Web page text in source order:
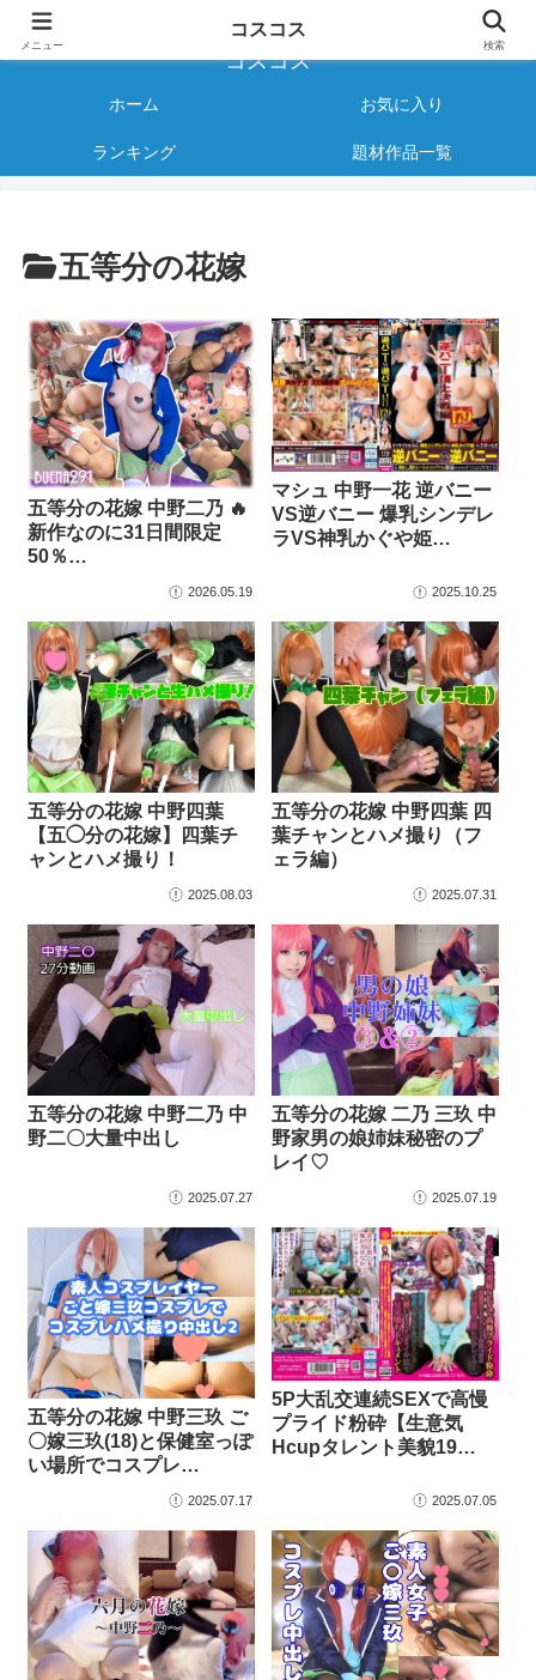
様々なジャンルのコスプレAVをご紹介する情報サイト
コスコス
ホーム お気に入り
ランキング 題材作品一覧
五等分の花嫁
五等分の花嫁 中野二乃 🔥
新作なのに31日間限定
50％…
2026.05.19
マシュ 中野一花 逆バニー
VS逆バニー 爆乳シンデレ
ラVS神乳かぐや姫…
2025.10.25
五等分の花嫁 中野四葉
【五◯分の花嫁】四葉チ
ャンとハメ撮り！
2025.08.03
五等分の花嫁 中野四葉 四
葉チャンとハメ撮り（フ
ェラ編）
2025.07.31
五等分の花嫁 中野二乃 中
野二〇大量中出し
2025.07.27
五等分の花嫁 二乃 三玖 中
野家男の娘姉妹秘密のプ
レイ♡
2025.07.19
五等分の花嫁 中野三玖 ご
〇嫁三玖(18)と保健室っぽ
い場所でコスプレ…
2025.07.17
5P大乱交連続SEXで高慢
プライド粉砕【生意気
Hcupタレント美貌19…
2025.07.05
メニュー
コスコス
検索